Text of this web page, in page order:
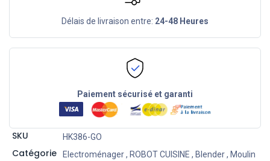
Délais de livraison entre: 24-48 Heures
Paiement sécurisé et garanti
SKU HK386-GO
Catégorie Electroménager, ROBOT CUISINE , Blender, Moulin